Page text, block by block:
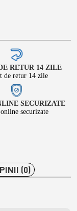
RETUR 14 ZILE
de retur 14 zile
SECURIZATE
securizate
(0)